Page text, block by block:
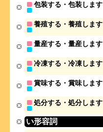
包装する・包装します
養殖する・養殖します
量産する・量産します
冷凍する・冷凍します
賞味する・賞味します
処分する・処分します
い形容詞